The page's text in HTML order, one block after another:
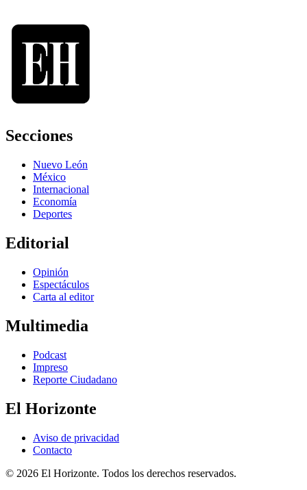
Secciones
Nuevo León
México
Internacional
Economía
Deportes
Editorial
Opinión
Espectáculos
Carta al editor
Multimedia
Podcast
Impreso
Reporte Ciudadano
El Horizonte
Aviso de privacidad
Contacto
© 2026 El Horizonte. Todos los derechos reservados.